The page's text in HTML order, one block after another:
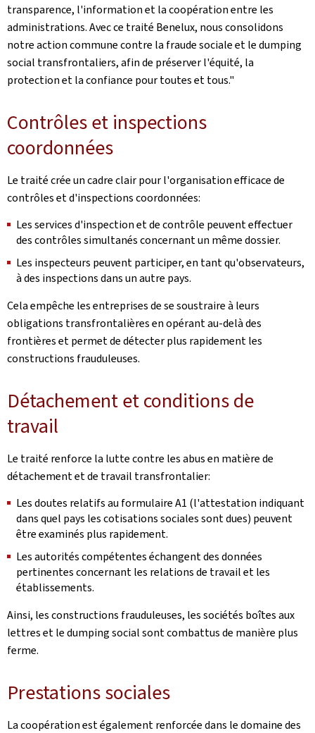
transparence, l'information et la coopération entre les
administrations. Avec ce traité Benelux, nous consolidons
notre action commune contre la fraude sociale et le dumping
social transfrontaliers, afin de préserver l'équité, la
protection et la confiance pour toutes et tous."
Contrôles et inspections
coordonnées
Le traité crée un cadre clair pour l'organisation efficace de
contrôles et d'inspections coordonnées:
Les services d'inspection et de contrôle peuvent effectuer
des contrôles simultanés concernant un même dossier.
Les inspecteurs peuvent participer, en tant qu'observateurs,
à des inspections dans un autre pays.
Cela empêche les entreprises de se soustraire à leurs
obligations transfrontalières en opérant au-delà des
frontières et permet de détecter plus rapidement les
constructions frauduleuses.
Détachement et conditions de
travail
Le traité renforce la lutte contre les abus en matière de
détachement et de travail transfrontalier:
Les doutes relatifs au formulaire A1 (l'attestation indiquant
dans quel pays les cotisations sociales sont dues) peuvent
être examinés plus rapidement.
Les autorités compétentes échangent des données
pertinentes concernant les relations de travail et les
établissements.
Ainsi, les constructions frauduleuses, les sociétés boîtes aux
lettres et le dumping social sont combattus de manière plus
ferme.
Prestations sociales
La coopération est également renforcée dans le domaine des